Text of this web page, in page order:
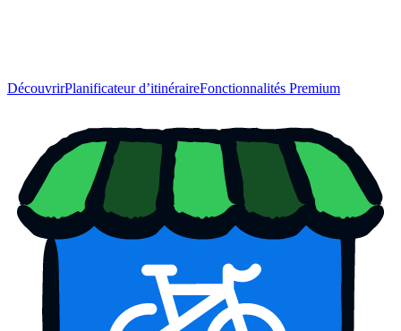
DécouvrirPlanificateur d’itinéraireFonctionnalités Premium